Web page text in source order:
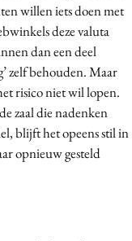
willen iets doen met
deze valuta
dan een deel
zelf behouden. Maar
risico niet wil lopen.
zaal die nadenken
blijft het opeens stil in
opnieuw gesteld